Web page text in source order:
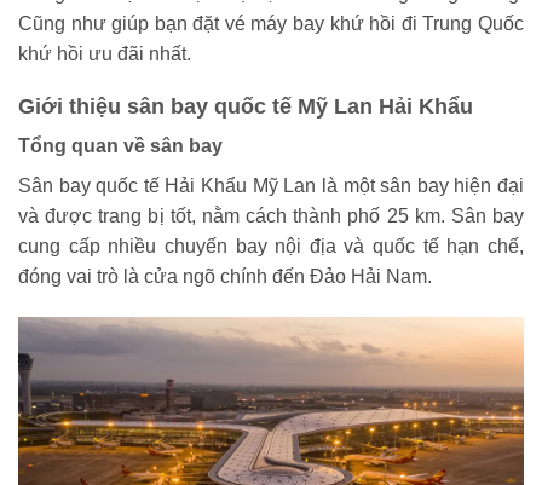
Cũng như giúp bạn đặt vé máy bay khứ hồi đi Trung Quốc
khứ hồi ưu đãi nhất.
Giới thiệu sân bay quốc tế Mỹ Lan Hải Khẩu
Tổng quan về sân bay
Sân bay quốc tế Hải Khẩu Mỹ Lan là một sân bay hiện đại
và được trang bị tốt, nằm cách thành phố 25 km. Sân bay
cung cấp nhiều chuyến bay nội địa và quốc tế hạn chế,
đóng vai trò là cửa ngõ chính đến Đảo Hải Nam.